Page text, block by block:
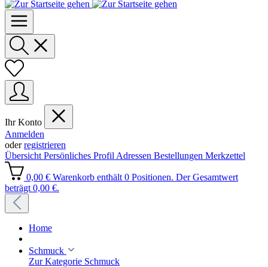
Ihr Konto
Anmelden
oderregistrieren
Übersicht Persönliches Profil Adressen Bestellungen Merkzettel
0,00 € Warenkorb enthält 0 Positionen. Der Gesamtwert
beträgt 0,00 €.
Home
Schmuck
Zur Kategorie Schmuck